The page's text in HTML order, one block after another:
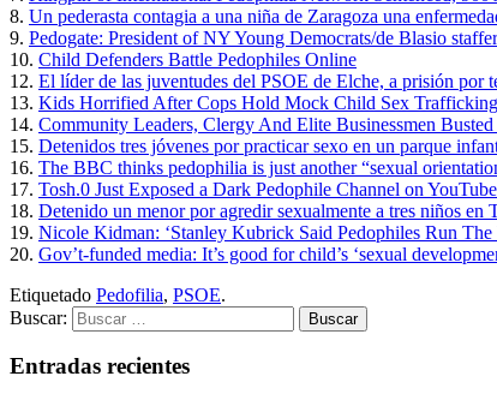
8. Un pederasta contagia a una niña de Zaragoza una
9. Pedogate: President of NY Young Democrats/de Blasio
10. Child Defenders Battle Pedophiles Online
12. El líder de las juventudes del PSOE de Elche, a prisión por
13. Kids Horrified After Cops Hold Mock Child Sex
14. Community Leaders, Clergy And Elite Businessmen
15. Detenidos tres jóvenes por practicar sexo en un parque
16. The BBC thinks pedophilia is just another “sexual
17. Tosh.0 Just Exposed a Dark Pedophile Channel on
18. Detenido un menor por agredir sexualmente a tres niños en
19. Nicole Kidman: ‘Stanley Kubrick Said Pedophiles Run The
20. Gov’t-funded media: It’s good for child’s ‘sexual
Etiquetado Pedofilia, PSOE.
Buscar:
Entradas recientes